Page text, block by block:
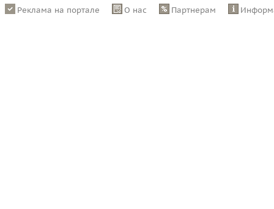
Реклама на портале О нас Партнерам